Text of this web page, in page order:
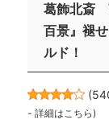
葛飾北斎
百景』褪
ルド！
(
-詳細はこちら )